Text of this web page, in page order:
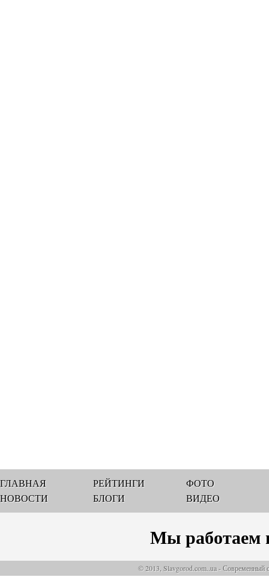
ГЛАВНАЯ
НОВОСТИ
РЕЙТИНГИ
БЛОГИ
ФОТО
ВИДЕО
Мы работаем
© 2013, Slavgorod.com..ua - Современный